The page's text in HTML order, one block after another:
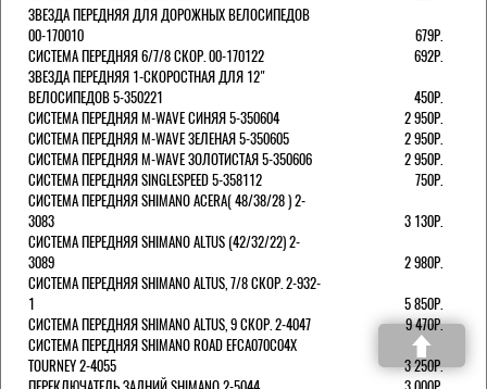
ЗВЕЗДА ПЕРЕДНЯЯ ДЛЯ ДОРОЖНЫХ ВЕЛОСИПЕДОВ
00-170010
679Р.
СИСТЕМА ПЕРЕДНЯЯ 6/7/8 СКОР. 00-170122
692Р.
ЗВЕЗДА ПЕРЕДНЯЯ 1-СКОРОСТНАЯ ДЛЯ 12"
ВЕЛОСИПЕДОВ 5-350221
450Р.
СИСТЕМА ПЕРЕДНЯЯ M-WAVE СИНЯЯ 5-350604
2 950Р.
СИСТЕМА ПЕРЕДНЯЯ M-WAVE ЗЕЛЕНАЯ 5-350605
2 950Р.
СИСТЕМА ПЕРЕДНЯЯ M-WAVE ЗОЛОТИСТАЯ 5-350606
2 950Р.
СИСТЕМА ПЕРЕДНЯЯ SINGLESPEED 5-358112
750Р.
СИСТЕМА ПЕРЕДНЯЯ SHIMANO ACERA( 48/38/28 ) 2-
3083
3 130Р.
СИСТЕМА ПЕРЕДНЯЯ SHIMANO ALTUS (42/32/22) 2-
3089
2 980Р.
СИСТЕМА ПЕРЕДНЯЯ SHIMANO ALTUS, 7/8 СКОР. 2-932-
1
5 850Р.
СИСТЕМА ПЕРЕДНЯЯ SHIMANO ALTUS, 9 СКОР. 2-4047
9 470Р.
СИСТЕМА ПЕРЕДНЯЯ SHIMANO ROAD EFCA070C04X
TOURNEY 2-4055
3 250Р.